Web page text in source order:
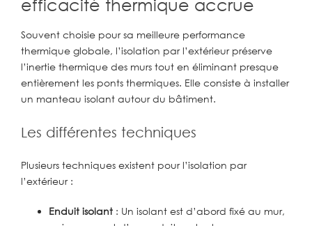
efficacité thermique accrue
Souvent choisie pour sa meilleure performance
thermique globale, l’isolation par l’extérieur préserve
l’inertie thermique des murs tout en éliminant presque
entièrement les ponts thermiques. Elle consiste à installer
un manteau isolant autour du bâtiment.
Les différentes techniques
Plusieurs techniques existent pour l’isolation par
l’extérieur :
Enduit isolant: Un isolant est d’abord fixé au mur,